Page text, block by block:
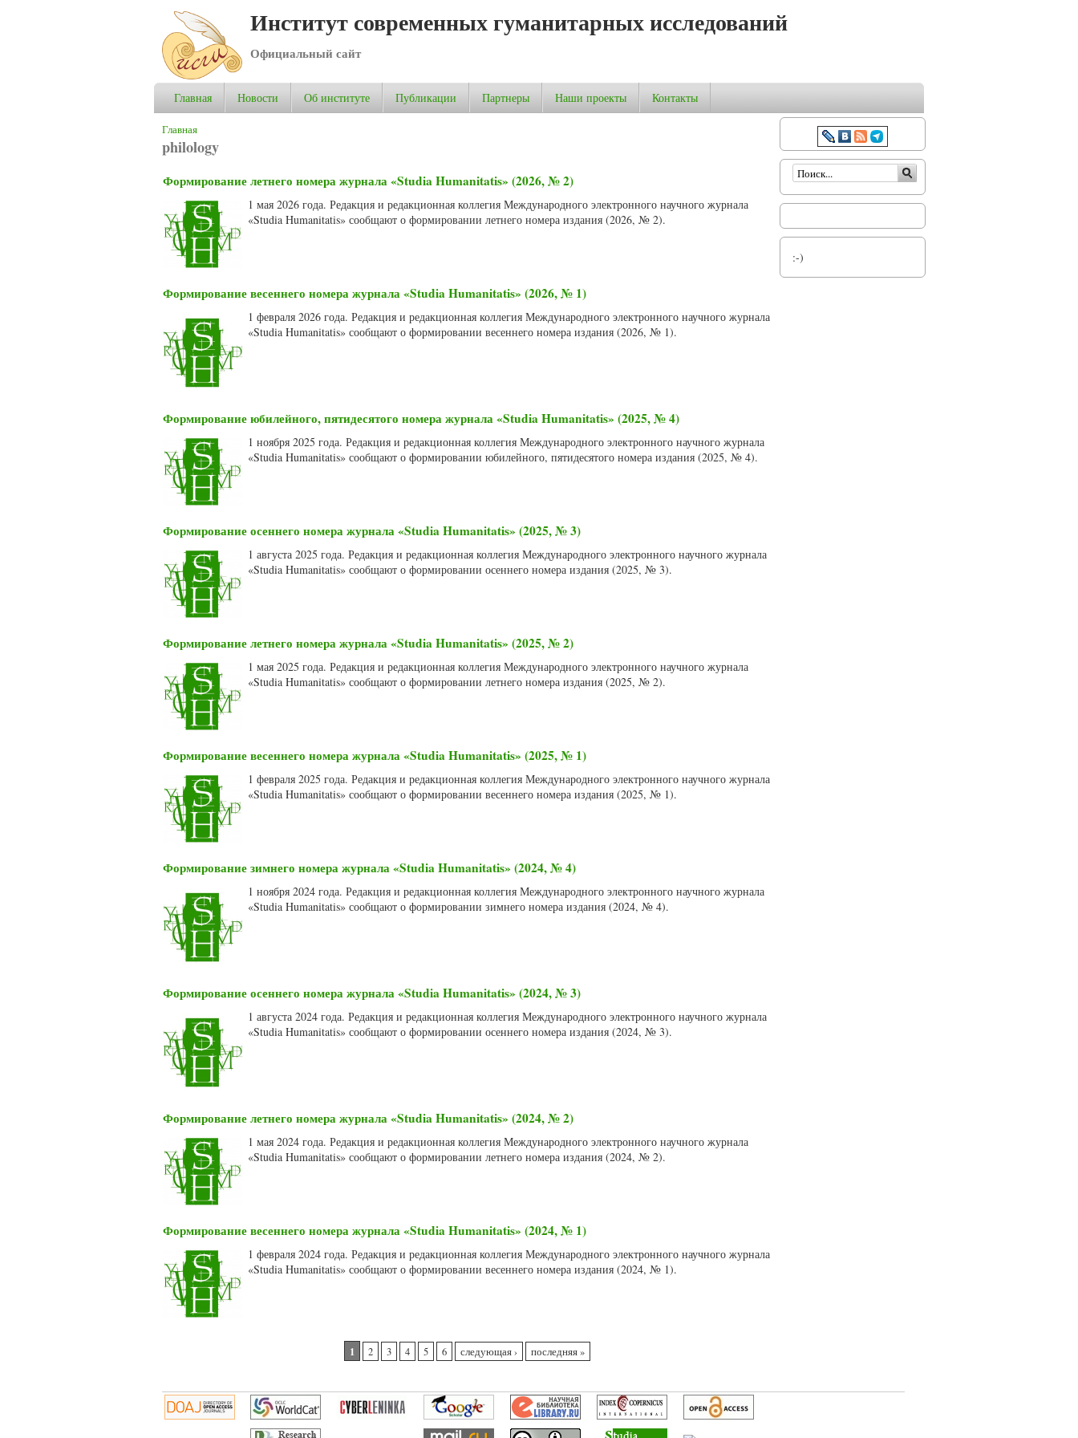
Институт современных гуманитарных исследований
Официальный сайт
Главная Новости Об институте Публикации Партнеры Наши проекты Контакты
Вы здесь
Главная
philology
Формирование летнего номера журнала «Studia Humanitatis» (2026, № 2)
1 мая 2026 года. Редакция и редакционная коллегия Международного электронного научного журнала
«Studia Humanitatis» сообщают о формировании летнего номера издания (2026, № 2).
Формирование весеннего номера журнала «Studia Humanitatis» (2026, № 1)
1 февраля 2026 года. Редакция и редакционная коллегия Международного электронного научного журнала
«Studia Humanitatis» сообщают о формировании весеннего номера издания (2026, № 1).
Формирование юбилейного, пятидесятого номера журнала «Studia Humanitatis» (2025, № 4)
1 ноября 2025 года. Редакция и редакционная коллегия Международного электронного научного журнала
«Studia Humanitatis» сообщают о формировании юбилейного, пятидесятого номера издания (2025, № 4).
Формирование осеннего номера журнала «Studia Humanitatis» (2025, № 3)
1 августа 2025 года. Редакция и редакционная коллегия Международного электронного научного журнала
«Studia Humanitatis» сообщают о формировании осеннего номера издания (2025, № 3).
Формирование летнего номера журнала «Studia Humanitatis» (2025, № 2)
1 мая 2025 года. Редакция и редакционная коллегия Международного электронного научного журнала
«Studia Humanitatis» сообщают о формировании летнего номера издания (2025, № 2).
Формирование весеннего номера журнала «Studia Humanitatis» (2025, № 1)
1 февраля 2025 года. Редакция и редакционная коллегия Международного электронного научного журнала
«Studia Humanitatis» сообщают о формировании весеннего номера издания (2025, № 1).
Формирование зимнего номера журнала «Studia Humanitatis» (2024, № 4)
1 ноября 2024 года. Редакция и редакционная коллегия Международного электронного научного журнала
«Studia Humanitatis» сообщают о формировании зимнего номера издания (2024, № 4).
Формирование осеннего номера журнала «Studia Humanitatis» (2024, № 3)
1 августа 2024 года. Редакция и редакционная коллегия Международного электронного научного журнала
«Studia Humanitatis» сообщают о формировании осеннего номера издания (2024, № 3).
Формирование летнего номера журнала «Studia Humanitatis» (2024, № 2)
1 мая 2024 года. Редакция и редакционная коллегия Международного электронного научного журнала
«Studia Humanitatis» сообщают о формировании летнего номера издания (2024, № 2).
Формирование весеннего номера журнала «Studia Humanitatis» (2024, № 1)
1 февраля 2024 года. Редакция и редакционная коллегия Международного электронного научного журнала
«Studia Humanitatis» сообщают о формировании весеннего номера издания (2024, № 1).
1 2 3 4 5 6 следующая › последняя »
Форма поиска
:-)